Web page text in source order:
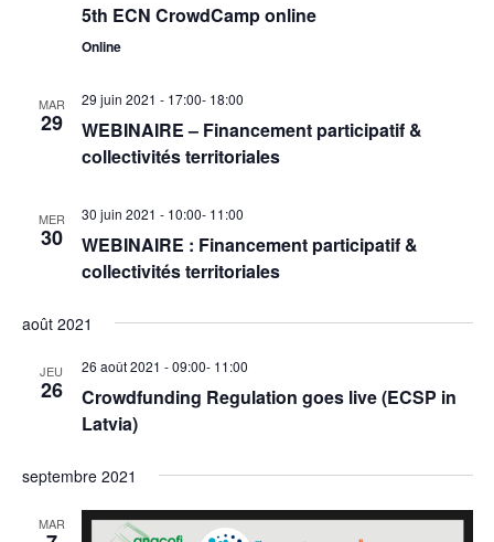
5th ECN CrowdCamp online
Online
MAR
29
29 juin 2021 - 17:00- 18:00
WEBINAIRE – Financement participatif &
collectivités territoriales
MER
30
30 juin 2021 - 10:00- 11:00
WEBINAIRE : Financement participatif &
collectivités territoriales
août 2021
JEU
26
26 août 2021 - 09:00- 11:00
Crowdfunding Regulation goes live (ECSP in
Latvia)
septembre 2021
MAR